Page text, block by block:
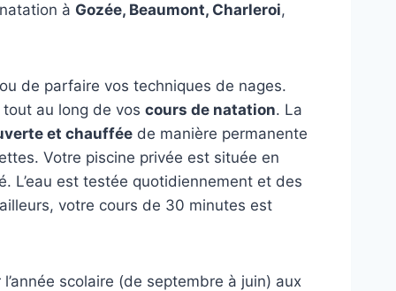
à Gozée, Beaumont, Charleroi,
de parfaire vos techniques de nages.
au long de vos cours de natation. La
et chauffée de manière permanente
Votre piscine privée est située en
est testée quotidiennement et des
votre cours de 30 minutes est
scolaire (de septembre à juin) aux